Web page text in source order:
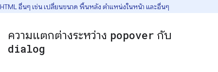
HTML อื่นๆ เช่น เปลี่ยนขนาด พื้นหลัง ตำแหน่งในหน้า และอื่นๆ
ความแตกต่างระหว่าง popover กับ
dialog